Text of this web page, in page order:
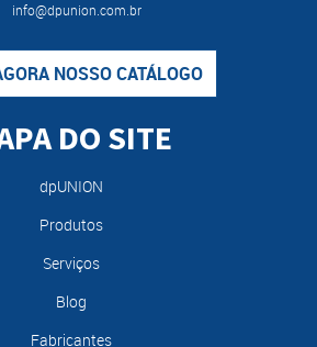
info@dpunion.com.br
NOSSO CATÁLOGO
DO SITE
dpUNION
Produtos
Serviços
Blog
Fabricantes